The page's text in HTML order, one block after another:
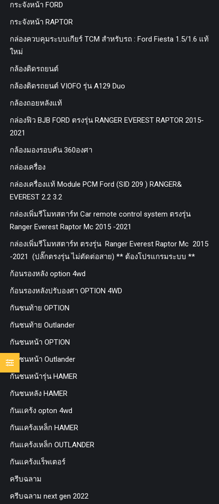
กระจังหน้า FORD
กระจังหน้า RAPTOR
กล่องควบคุมระบบเกียร์ TCM สำหรับรถ : Ford Fiesta 1.5/1.6 แท้
ใหม่
กล้องติดรถยนต์
กล้องติดรถยนต์ VIOFO รุ่น A129 Duo
กล้องถอยหลังแท้
กล่องฟิว BJB FORD ตรงรุ่น RANGER EVEREST RAPTOR 2015-
2021
กล้องมองรอบคัน 360องศา
กล่องเครื่อง
กล่องเครื่องแท้ Module PCM Ford (SID 209 ) RANGER&
EVEREST 2.2 3.2
กล่องเพิ่มรีโมทสตาร์ท Car remote control system ตรงรุ่น
Ranger Everest Raptor Mc 2015 -2021
กล่องเพิ่มรีโมทสตาร์ท ตรงรุ่น Ranger Everest Raptor Mc 2015
-2021 (ปลั๊กตรงรุ่น ไม่ตัดต่อสาย) ** ต้องโปรแกรมระบบ **
ก้อนรองหลัง option 4wd
ก้อนรองหลังปรับองศา OPTION 4WD
กันชนท้าย OPTION
กันชนท้าย Outlander
กันชนหน้า OPTION
กันชนหน้า Outlander
กันชนหน้ารุ่น HAMER
กันชนหลัง HAMER
กันแคร้ง opton 4wd
กันแคร้งเหล็ก HAMER
กันแคร้งเหล็ก OUTLANDER
กันแคร้งแร็พเตอร์
ครีบฉลาม
ครีบฉลาม next gen 2022